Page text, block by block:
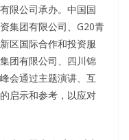
限公司承办。中国国
集团有限公司、G20青
区国际合作和投资服
团有限公司、四川锦
会通过主题演讲、互
启示和参考，以应对